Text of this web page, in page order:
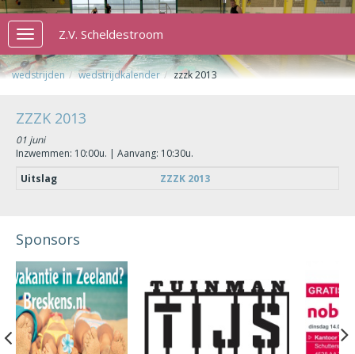
Toggle
navigation
Z.V. Scheldestroom
wedstrijden wedstrijdkalender zzzk 2013
ZZZK 2013
01 juni
Inzwemmen: 10:00u. | Aanvang: 10:30u.
Uitslag
ZZZK 2013
Sponsors
Previous